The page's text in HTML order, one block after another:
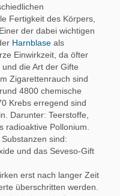
Fertigkeit des Körpers,
der dabei wichtigen
Harnblase als
Einwirkzeit, da öfter
die Art der Gifte
Zigarettenrauch sind
4800 chemische
Krebs erregend sind
Darunter: Teerstoffe,
radioaktive Pollonium.
sind:
und das Seveso-Gift
erst nach langer Zeit
überschritten werden.